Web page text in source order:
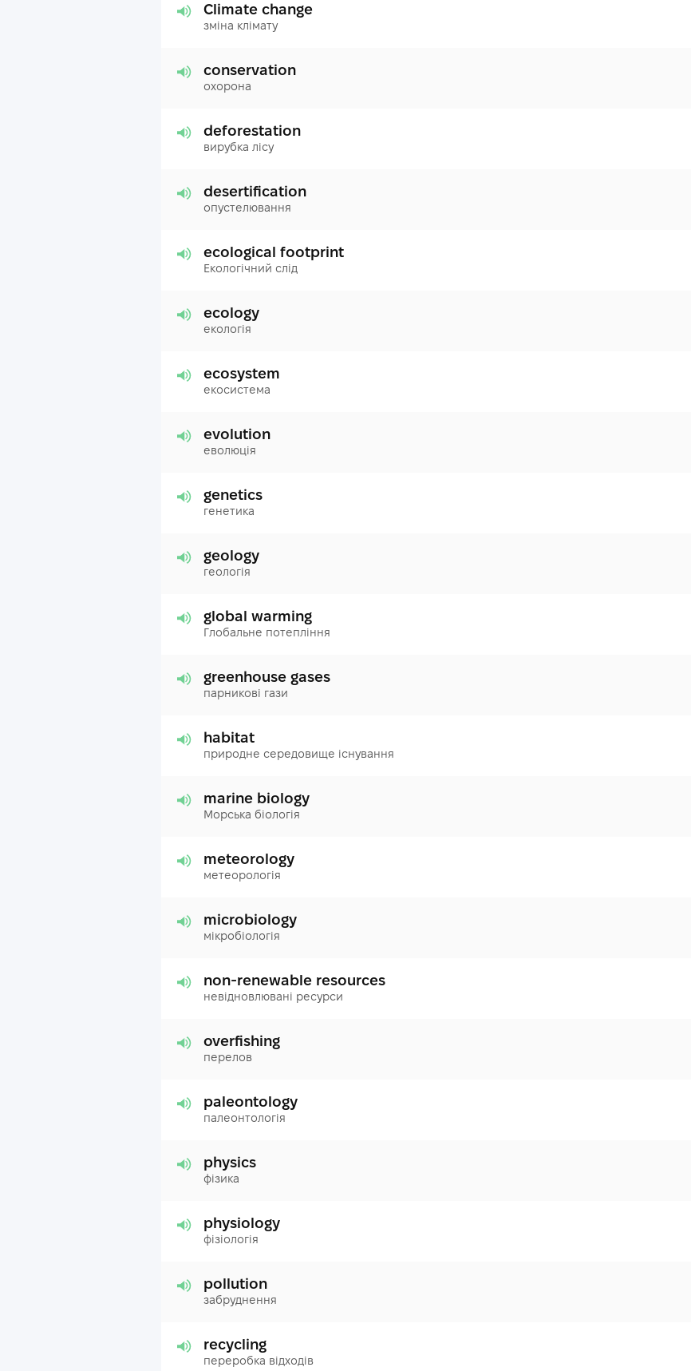
Climate change
зміна клімату
conservation
охорона
deforestation
вирубка лісу
desertification
опустелювання
ecological footprint
Екологічний слід
ecology
екологія
ecosystem
екосистема
evolution
еволюція
genetics
генетика
geology
геологія
global warming
Глобальне потепління
greenhouse gases
парникові гази
habitat
природне середовище існування
marine biology
Морська біологія
meteorology
метеорологія
microbiology
мікробіологія
non-renewable resources
невідновлювані ресурси
overfishing
перелов
paleontology
палеонтологія
physics
фізика
physiology
фізіологія
pollution
забруднення
recycling
переробка відходів